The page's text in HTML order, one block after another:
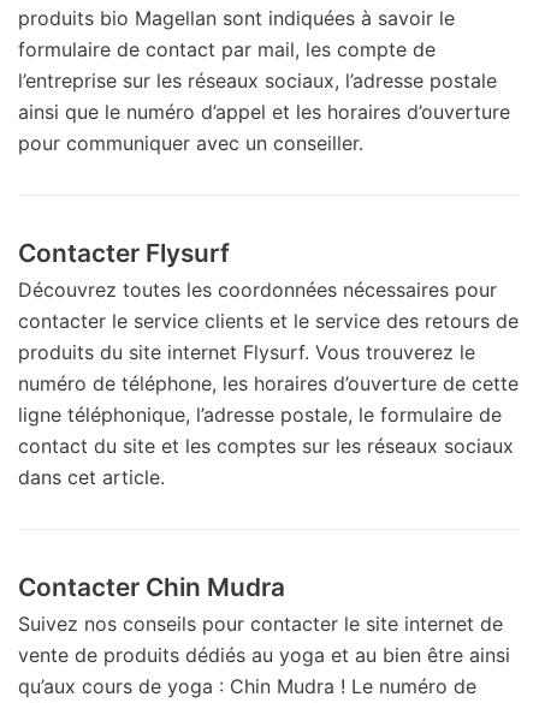
produits bio Magellan sont indiquées à savoir le
formulaire de contact par mail, les compte de
l’entreprise sur les réseaux sociaux, l’adresse postale
ainsi que le numéro d’appel et les horaires d’ouverture
pour communiquer avec un conseiller.
Contacter Flysurf
Découvrez toutes les coordonnées nécessaires pour
contacter le service clients et le service des retours de
produits du site internet Flysurf. Vous trouverez le
numéro de téléphone, les horaires d’ouverture de cette
ligne téléphonique, l’adresse postale, le formulaire de
contact du site et les comptes sur les réseaux sociaux
dans cet article.
Contacter Chin Mudra
Suivez nos conseils pour contacter le site internet de
vente de produits dédiés au yoga et au bien être ainsi
qu’aux cours de yoga : Chin Mudra ! Le numéro de